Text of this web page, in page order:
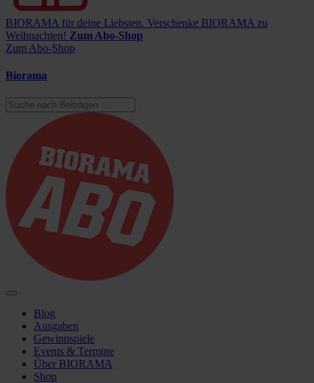
BIORAMA für deine Liebsten. Verschenke BIORAMA zu
Weihnachten! Zum Abo-Shop
Zum Abo-Shop
Biorama
Blog
Ausgaben
Gewinnspiele
Events & Termine
Über BIORAMA
Shop